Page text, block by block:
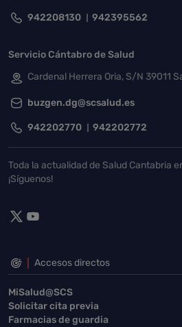
942208130 942395562
Servicio Cántabro de Salud
Cardenal Herrera Oria, S/N 39011
buzgen.dg@scsalud.es
942202770 942202772
Toda la actualidad de Salud Cantabria
¡Síguenos!
Accesos directos
MiSalud@SCS
Solicitar cita previa
Farmacias de guardia